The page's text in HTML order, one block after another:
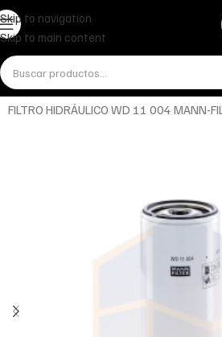
Skip to navigation
Skip to main content
InicioAceitesHidráulico
FILTRO HIDRÁULICO WD 11 004 MANN-